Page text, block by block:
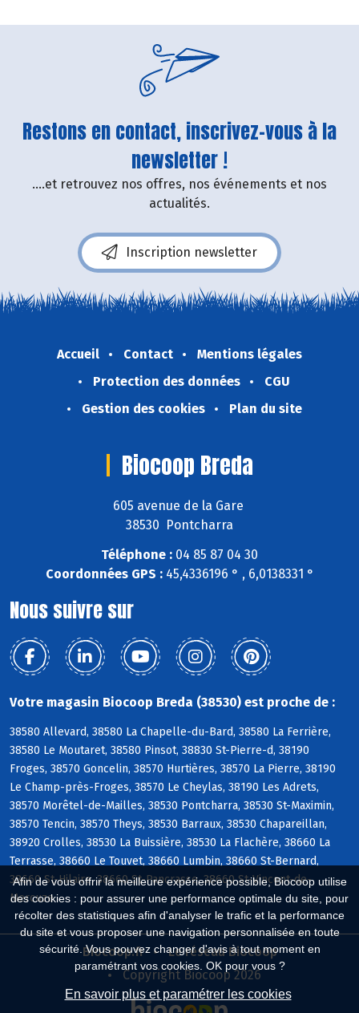
Afin de vous offrir la meilleure expérience possible, Biocoop utilise
des cookies : pour assurer une performance optimale du site, pour
récolter des statistiques afin d'analyser le trafic et la performance
du site et vous proposer une navigation personnalisée en toute
sécurité. Vous pouvez changer d'avis à tout moment en
paramétrant vos cookies. OK pour vous ?
En savoir plus et paramétrer les cookies
Restons en contact, inscrivez-vous à la
newsletter !
....et retrouvez nos offres, nos événements et nos
actualités.
Inscription newsletter
Accueil Contact
Mentions légales
Protection des données
CGU
Gestion des cookies
Plan du site
Biocoop Breda
605 avenue de la Gare
38530 Pontcharra
Téléphone : 04 85 87 04 30
Coordonnées GPS :45,4336196 ° , 6,0138331 °
Nous suivre sur
Votre magasin Biocoop Breda (38530) est proche de :
38580 Allevard, 38580 La Chapelle-du-Bard, 38580 La Ferrière,
38580 Le Moutaret, 38580 Pinsot, 38830 St-Pierre-d, 38190
Froges, 38570 Goncelin, 38570 Hurtières, 38570 La Pierre, 38190
Le Champ-près-Froges, 38570 Le Cheylas, 38190 Les Adrets,
38570 Morêtel-de-Mailles, 38530 Pontcharra, 38530 St-Maximin,
38570 Tencin, 38570 Theys, 38530 Barraux, 38530 Chapareillan,
38920 Crolles, 38530 La Buissière, 38530 La Flachère, 38660 La
Terrasse, 38660 Le Touvet, 38660 Lumbin, 38660 St-Bernard,
38660 St-Hilaire, 38660 St-Pancrasse, 38660 St-Vincent-de-
Mercuze
Biocoop.fr
Le réseau Biocoop
Copyright Biocoop 2026